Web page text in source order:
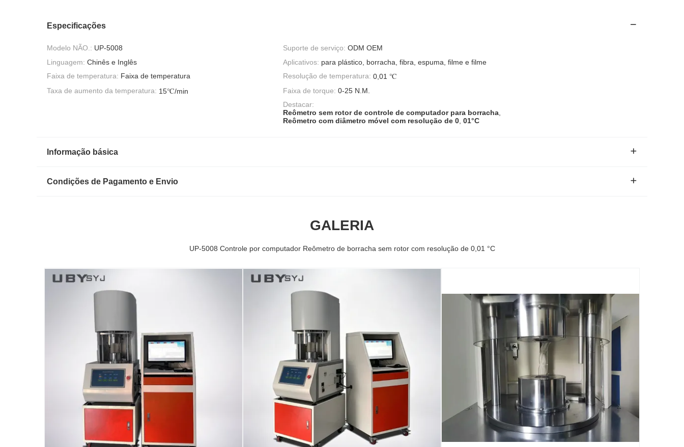
Especificações
Modelo NÃO.: UP-5008 Suporte de serviço: ODM OEM
Linguagem: Chinês e Inglês Aplicativos: para plástico, borracha, fibra, espuma, filme e filme
Faixa de temperatura: Faixa de temperatura Resolução de temperatura: 0,01 ℃
Taxa de aumento da temperatura: 15℃/min Faixa de torque: 0-25 N.M.
Destacar:
Reômetro sem rotor de controle de computador para borracha
Reômetro com diâmetro móvel com resolução de 0 01°C
Informação básica
Condições de Pagamento e Envio
GALERIA
UP-5008 Controle por computador Reômetro de borracha sem rotor com resolução de 0,01 °C